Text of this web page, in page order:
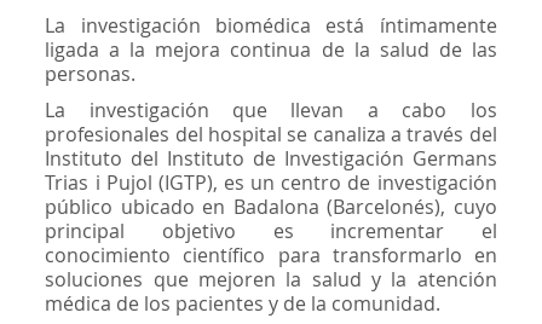
La investigación biomédica está íntimamente
ligada a la mejora continua de la salud de las
personas.
La investigación que llevan a cabo los
profesionales del hospital se canaliza a través del
Instituto del Instituto de Investigación Germans
Trias i Pujol (IGTP), es un centro de investigación
público ubicado en Badalona (Barcelonés), cuyo
principal objetivo es incrementar el
conocimiento científico para transformarlo en
soluciones que mejoren la salud y la atención
médica de los pacientes y de la comunidad.